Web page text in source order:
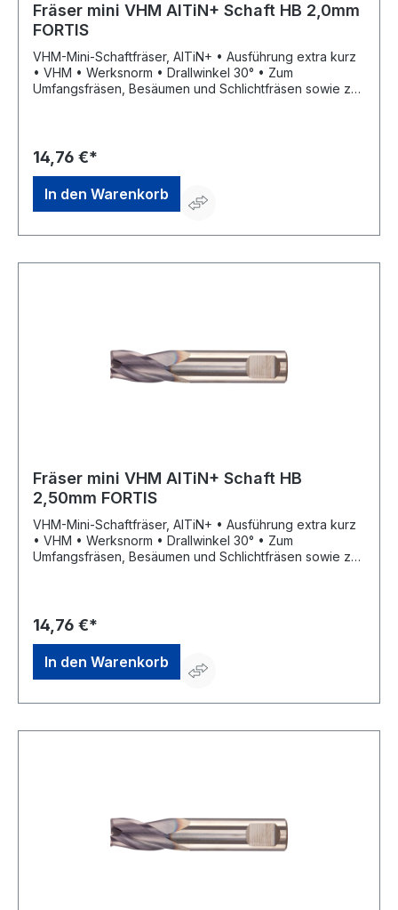
Fräser mini VHM AlTiN+ Schaft HB 2,0mm
FORTIS
VHM-Mini-Schaftfräser, AlTiN+ • Ausführung extra kurz
• VHM • Werksnorm • Drallwinkel 30° • Zum
Umfangsfräsen, Besäumen und Schlichtfräsen sowie zur
14,76 €*
In den Warenkorb
Fräser mini VHM AlTiN+ Schaft HB
2,50mm FORTIS
VHM-Mini-Schaftfräser, AlTiN+ • Ausführung extra kurz
• VHM • Werksnorm • Drallwinkel 30° • Zum
Umfangsfräsen, Besäumen und Schlichtfräsen sowie zur
14,76 €*
In den Warenkorb